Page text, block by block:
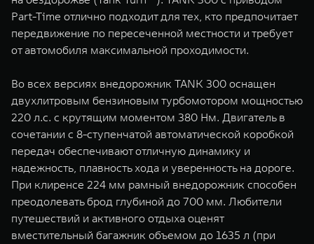
Part-Time отлично подходит для тех, кто предпочитает
передвижение по пересеченной местности и требует
от автомобиля максимальной проходимости.
Во всех версиях внедорожник TANK 300 оснащен
двухлитровым бензиновым турбомотором мощностью
220 л.с. с крутящим моментом 380 Нм. Двигатель в
сочетании с 8-ступенчатой автоматической коробкой
передач обеспечивают отличную динамику и
надежность, плавность хода и уверенность на дороге.
При клиренсе 224 мм рамный внедорожник способен
преодолевать брод глубиной до 700 мм. Любители
путешествий и активного отдыха оценят
вместительный багажник объемом до 1635 л (при